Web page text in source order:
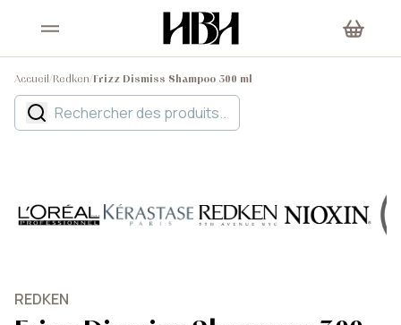
Accueil/Redken/Frizz Dismiss Shampoo 300 ml
REDKEN